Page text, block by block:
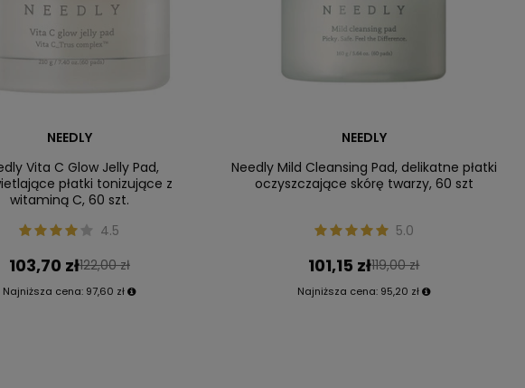
NEEDLY
Vita C Glow Jelly Pad,
płatki tonizujące z
witaminą C, 60 szt.
4.5
103,70 zł122,00 zł
Najniższa cena: 97,60 zł
NEEDLY
Needly Mild Cleansing Pad, delikatne płatki
oczyszczające skórę twarzy, 60 szt
5.0
101,15 zł119,00 zł
Najniższa cena: 95,20 zł